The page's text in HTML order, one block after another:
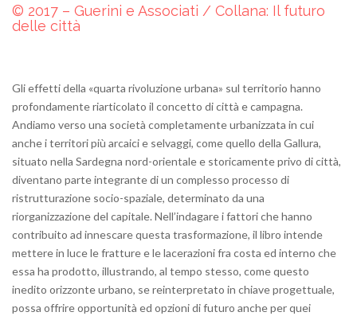
© 2017 – Guerini e Associati / Collana: Il futuro
delle città
Gli effetti della «quarta rivoluzione urbana» sul territorio hanno
profondamente riarticolato il concetto di città e campagna.
Andiamo verso una società completamente urbanizzata in cui
anche i territori più arcaici e selvaggi, come quello della Gallura,
situato nella Sardegna nord-orientale e storicamente privo di città,
diventano parte integrante di un complesso processo di
ristrutturazione socio-spaziale, determinato da una
riorganizzazione del capitale. Nell’indagare i fattori che hanno
contribuito ad innescare questa trasformazione, il libro intende
mettere in luce le fratture e le lacerazioni fra costa ed interno che
essa ha prodotto, illustrando, al tempo stesso, come questo
inedito orizzonte urbano, se reinterpretato in chiave progettuale,
possa offrire opportunità ed opzioni di futuro anche per quei